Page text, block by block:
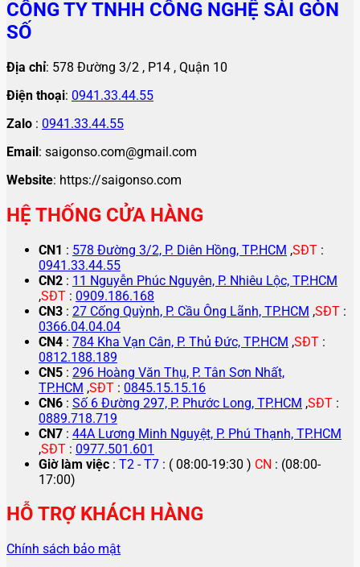
CÔNG TY TNHH CÔNG NGHỆ SÀI GÒN
SỐ
Địa chỉ: 578 Đường 3/2 , P14 , Quận 10
Điện thoại: 0941.33.44.55
Zalo : 0941.33.44.55
Email: saigonso.com@gmail.com
Website: https://saigonso.com
HỆ THỐNG CỬA HÀNG
CN1 : 578 Đường 3/2, P. Diên Hồng, TP.HCM ,SĐT :
0941.33.44.55
CN2 : 11 Nguyễn Phúc Nguyên, P. Nhiêu Lộc, TP.HCM
,SĐT : 0909.186.168
CN3 : 27 Cống Quỳnh, P. Cầu Ông Lãnh, TP.HCM ,SĐT :
0366.04.04.04
CN4 : 784 Kha Vạn Cân, P. Thủ Đức, TP.HCM ,SĐT :
0812.188.189
CN5 : 296 Hoàng Văn Thụ, P. Tân Sơn Nhất,
TP.HCM ,SĐT : 0845.15.15.16
CN6 : Số 6 Đường 297, P. Phước Long, TP.HCM ,SĐT :
0889.718.719
CN7 : 44A Lương Minh Nguyệt, P. Phú Thạnh, TP.HCM
,SĐT : 0977.501.601
Giờ làm việc : T2 - T7 : ( 08:00-19:30 ) CN : (08:00-
17:00)
HỖ TRỢ KHÁCH HÀNG
Chính sách bảo mật